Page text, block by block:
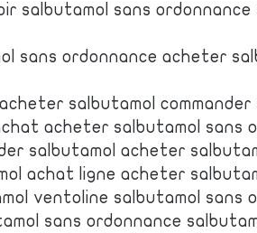
salbutamol sans ordonnance
sans ordonnance acheter
acheter salbutamol commander
acheter salbutamol sans
salbutamol acheter
achat ligne acheter
ventoline salbutamol sans
sans ordonnance